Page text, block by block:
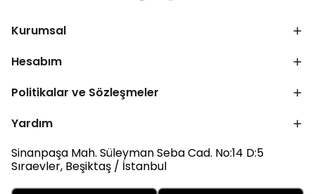
Kurumsal
Hesabım
Politikalar ve Sözleşmeler
Yardım
Sinanpaşa Mah. Süleyman Seba Cad. No:14 D:5
Sıraevler, Beşiktaş / İstanbul